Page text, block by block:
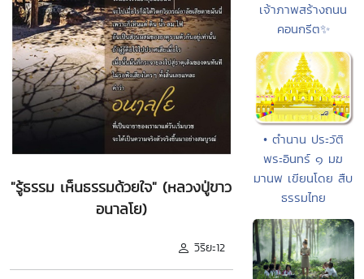
"รู้ธรรม เห็นธรรมด้วยใจ" (หลวงปู่ขาว
อนาลโย)
วิริยะ12
เจ้าภาพสร้างถนน
คอนกรีต✨
• ตำนาน ประวัติ
พระอินทร์ ๑ มฆ
มานพ เขียนโดย สืบ
ธรรมไทย